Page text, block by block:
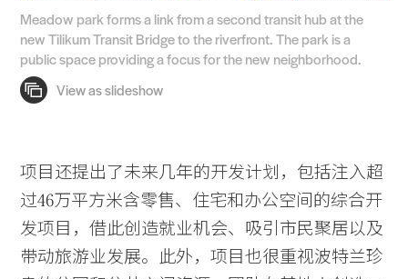
Meadow park forms a link from a second transit hub at the
new Tilikum Transit Bridge to the riverfront. The park is a
public space providing a focus for the new neighborhood.
项目还提出了未来几年的开发计划，包括注入超
过46万平方米含零售、住宅和办公空间的综合开
发项目，借此创造就业机会、吸引市民聚居以及
带动旅游业发展。此外，项目也很重视波特兰珍